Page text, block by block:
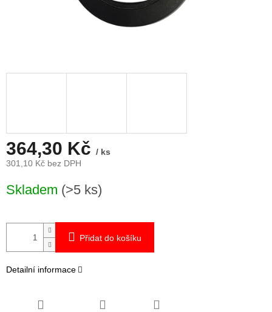
364,30 Kč / ks
301,10 Kč bez DPH
cena:
Skladem (>5 ks)
Přidat do košíku
Detailní informace